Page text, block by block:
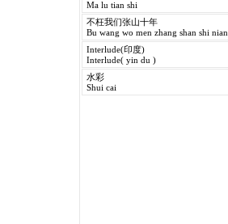
Ma lu tian shi
不枉我们张山十年
Bu wang wo men zhang shan shi nian
Interlude(印度)
Interlude( yin du )
水彩
Shui cai